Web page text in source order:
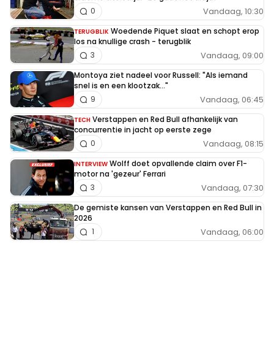
Vandaag, 10:30
0
TERUGBLIK Woedende Piquet slaat en schopt erop
los na knullige crash - terugblik
Vandaag, 09:00
3
Montoya ziet nadeel voor Russell: "Als iemand
snel is en een klootzak..."
Vandaag, 06:45
9
TECH Verstappen en Red Bull afhankelijk van
concurrentie in jacht op eerste zege
Vandaag, 08:15
0
INTERVIEW Wolff doet opvallende claim over F1-
motor na 'gezeur' Ferrari
Vandaag, 07:30
3
De gemiste kansen van Verstappen en Red Bull in
2026
Vandaag, 06:00
1